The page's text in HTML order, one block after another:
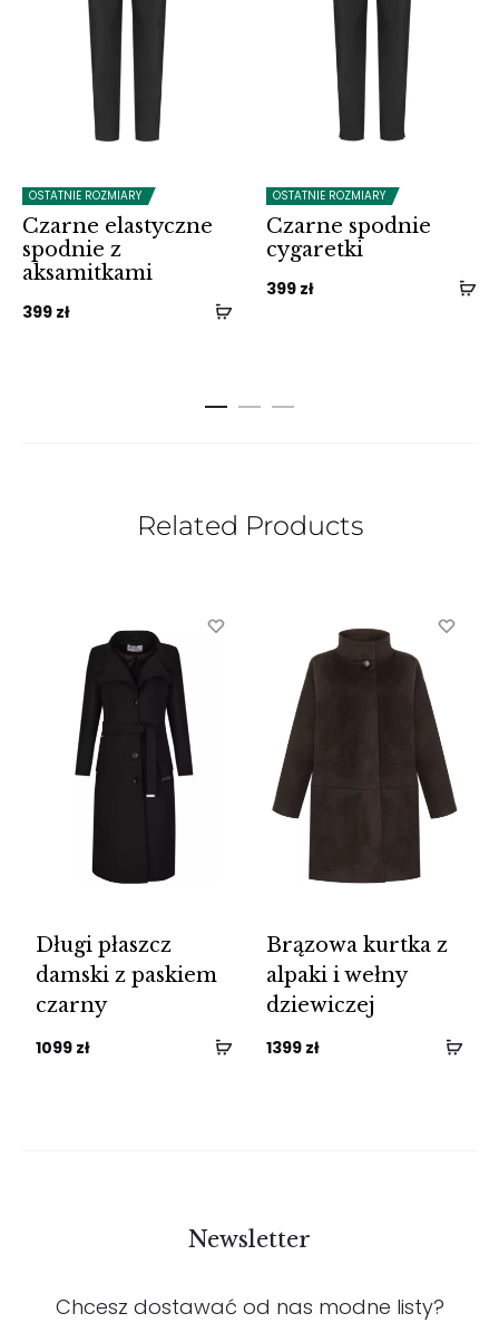
OSTATNIE ROZMIARY
Czarne elastyczne
spodnie z
aksamitkami
399 zł
OSTATNIE ROZMIARY
Czarne spodnie
cygaretki
399 zł
Related Products
Długi płaszcz
damski z paskiem
czarny
1099 zł
Brązowa kurtka z
alpaki i wełny
dziewiczej
1399 zł
Newsletter
Chcesz dostawać od nas modne listy?